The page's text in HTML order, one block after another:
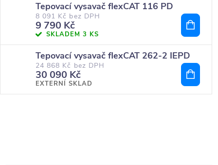
Tepovací vysavač flexCAT 116 PD
8 091 Kč bez DPH
9 790 Kč
SKLADEM 3 KS
Tepovací vysavač flexCAT 262-2 IEPD
24 868 Kč bez DPH
30 090 Kč
EXTERNÍ SKLAD